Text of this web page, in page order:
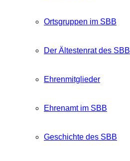
Ortsgruppen im SBB
Der Ältestenrat des SBB
Ehrenmitglieder
Ehrenamt im SBB
Geschichte des SBB